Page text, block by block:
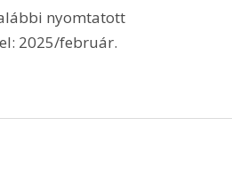
nyomtatott
2025/február.